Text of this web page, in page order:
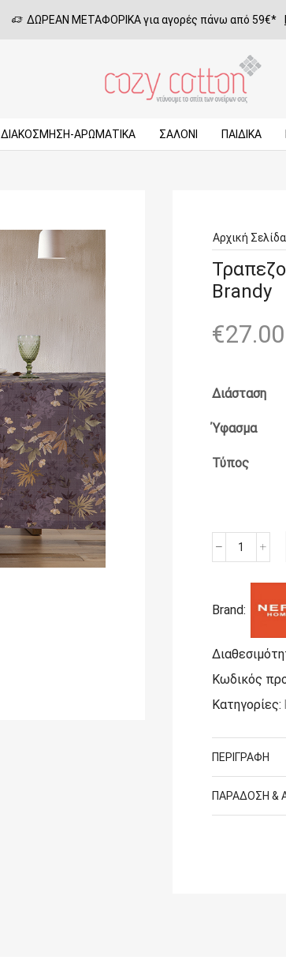
ΔΩΡΕΑΝ ΜΕΤΑΦΟΡΙΚΑ για αγορές πάνω από 59€*
ΔΙΑΚΟΣΜΗΣΗ-ΑΡΩΜΑΤΙΚΑ ΣΑΛΌΝΙ ΠΑΙΔΙΚΆ
Αρχική Σελίδα
Brandy
€27.00
Διάσταση
Ύφασμα
Τύπος
Nef-
Brand:
Κωδικός
Κατηγορίες:
ΠΕΡΙΓΡΑΦΉ
ΠΑΡΆΔΟΣΗ &